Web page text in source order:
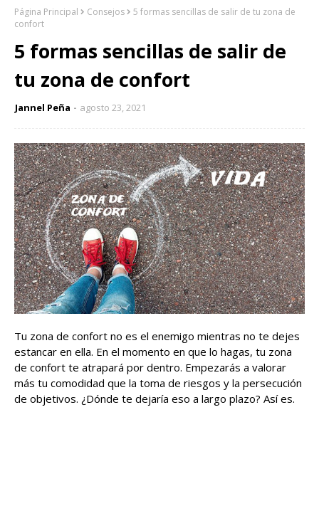
Página Principal Consejos
5 formas sencillas de salir de tu zona de
confort
5 formas sencillas de salir de
tu zona de confort
Jannel Peña agosto 23, 2021
Tu zona de confort no es el enemigo mientras no te dejes
estancar en ella. En el momento en que lo hagas, tu zona
de confort te atrapará por dentro. Empezarás a valorar
más tu comodidad que la toma de riesgos y la persecución
de objetivos. ¿Dónde te dejaría eso a largo plazo? Así es.